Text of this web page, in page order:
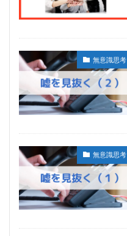
無意識思考
無意識思考